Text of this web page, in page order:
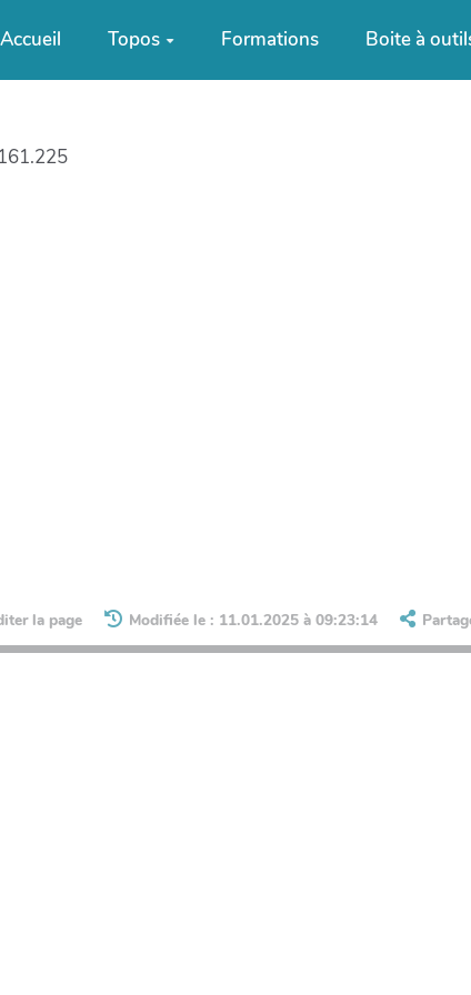
Accueil Topos Formations Boite à
la page Modifiée le : 11.01.2025 à 09:23:14